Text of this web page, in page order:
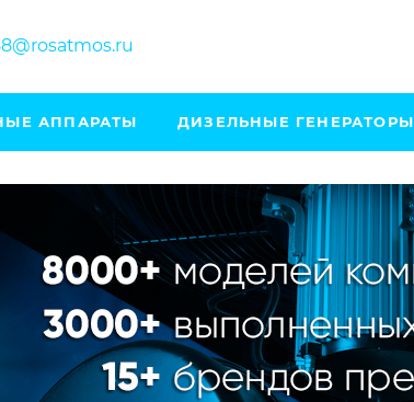
АППАРАТЫ ДИЗЕЛЬНЫЕ ГЕНЕРАТОРЫ